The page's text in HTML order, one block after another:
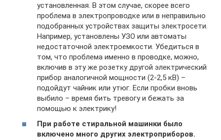
установленная. В этом случае, скорее всего
проблема в электропроводке или в неправильно
подобранных устройствах защиты электросети.
Например, установлены УЗО или автоматы
недостаточной электроемкости. Убедиться в
том, что проблема именно в проводке, можно,
включив в эту же розетку другой электрический
прибор аналогичной мощности (2-2,5 кВ) –
подойдут чайник или утюг. Если пробки вновь
выбило – время бить тревогу и бежать за
помощью к электрику!
При работе стиральной машинки было
включено много других электроприборов.